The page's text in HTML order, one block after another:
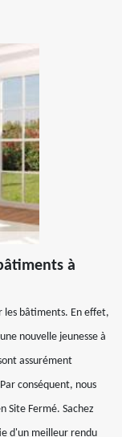
à
les bâtiments. En effet,
nouvelle jeunesse à
assurément
conséquent, nous
Site Fermé. Sachez
d'un meilleur rendu